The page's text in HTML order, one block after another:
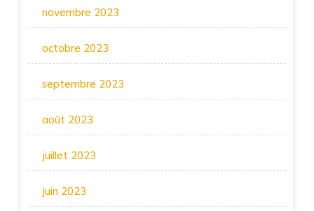
novembre 2023
octobre 2023
septembre 2023
août 2023
juillet 2023
juin 2023